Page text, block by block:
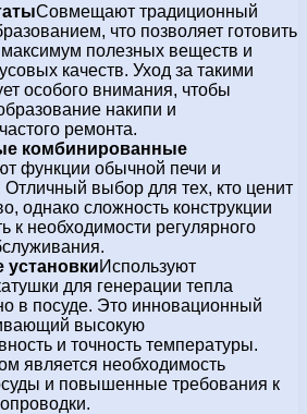
Совмещают традиционный
что позволяет готовить
полезных веществ и
качеств. Уход за такими
особого внимания, чтобы
накипи и
ремонта.
комбинированные
функции обычной печи и
Отличный выбор для тех, кто ценит
однако сложность конструкции
к необходимости регулярного
Используют
для генерации тепла
в посуде. Это инновационный
высокую
и точность температуры.
является необходимость
и повышенные требования к